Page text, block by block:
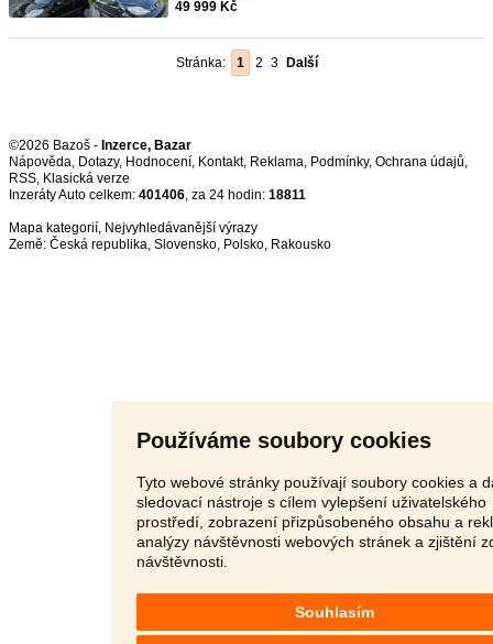
Používáme soubory cookies
Tyto webové stránky používají soubory cookies a
sledovací nástroje s cílem vylepšení uživatelského
prostředí, zobrazení přizpůsobeného obsahu a
analýzy návštěvnosti webových stránek a zjištění
návštěvnosti.
Souhlasím
49 999 Kč
Stránka: 1 2 3 Další
©2026 Bazoš - Inzerce, Bazar
Nápověda, Dotazy, Hodnocení, Kontakt, Reklama, Podmínky, Ochrana údajů,
RSS,
Inzeráty Auto celkem: 401406, za 24 hodin: 18811
Mapa kategorií, Nejvyhledávanější výrazy
Země: Česká republika, Slovensko, Polsko, Rakousko